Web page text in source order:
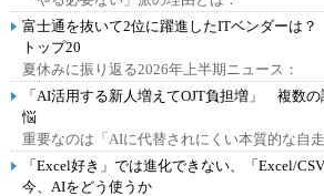
富士通を抜いて2位に躍進したITベンダーは
トップ20
夏休みに振り返る2026年上半期ニュース：
「AI活用する新人増えてOJT負担増」 複数
悩
重要なのは「AIに代替されにくい本質的な自走
「Excel好き」では進化できない、「Excel/
今、AIをどう使うか